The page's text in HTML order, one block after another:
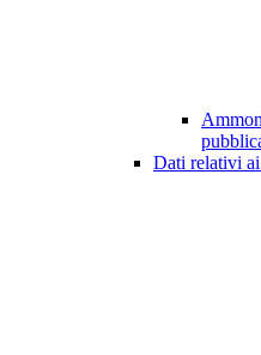
Dati relativi